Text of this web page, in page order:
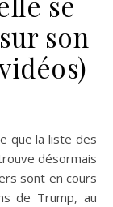
son
désormais
sont en cours
de Trump, au